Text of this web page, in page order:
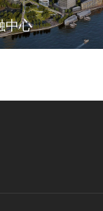
中心